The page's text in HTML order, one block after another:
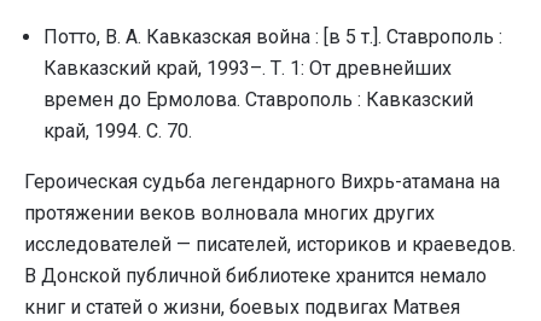
Потто, В. А. Кавказская война : [в 5 т.]. Ставрополь :
Кавказский край, 1993–. Т. 1: От древнейших
времен до Ермолова. Ставрополь : Кавказский
край, 1994. С. 70.
Героическая судьба легендарного Вихрь-атамана на
протяжении веков волновала многих других
исследователей — писателей, историков и краеведов.
В Донской публичной библиотеке хранится немало
книг и статей о жизни, боевых подвигах Матвея